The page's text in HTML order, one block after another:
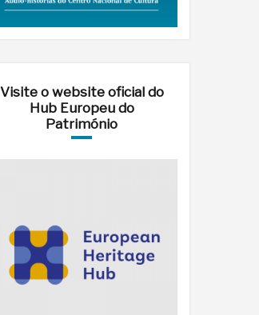
Visite o website oficial do
Hub Europeu do
Património